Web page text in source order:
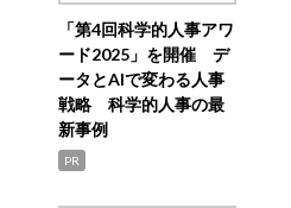
「第4回科学的人事アワ
ード2025」を開催 デ
ータとAIで変わる人事
戦略 科学的人事の最
新事例
PR